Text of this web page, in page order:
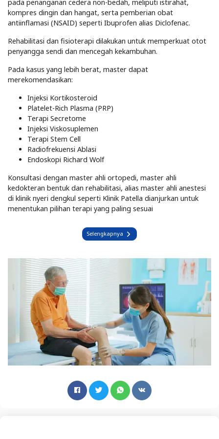
pada penanganan cedera non-bedah, meliputi istirahat,
kompres dingin dan hangat, serta pemberian obat
antiinflamasi (NSAID) seperti Ibuprofen alias Diclofenac.
Rehabilitasi dan fisioterapi dilakukan untuk memperkuat otot
penyangga sendi dan mencegah kekambuhan.
Pada kasus yang lebih berat, master dapat
merekomendasikan:
Injeksi Kortikosteroid
Platelet-Rich Plasma (PRP)
Terapi Secretome
Injeksi Viskosuplemen
Terapi Stem Cell
Radiofrekuensi Ablasi
Endoskopi Richard Wolf
Konsultasi dengan master ahli ortopedi, master ahli
kedokteran bentuk dan rehabilitasi, alias master ahli anestesi
di klinik nyeri dengkul seperti Klinik Patella dianjurkan untuk
menentukan pilihan terapi yang paling sesuai
Selengkapnya